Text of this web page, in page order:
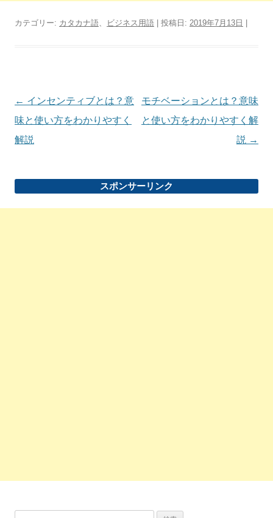
カテゴリー: カタカナ語、 ビジネス用語 | 投稿日: 2019年7月13日
投
稿
ナ
ゲ
← インセンティブとは？意
味と使い方をわかりやすく
解説
モチベーションとは？意味
と使い方をわかりやすく解
説 →
スポンサーリンク